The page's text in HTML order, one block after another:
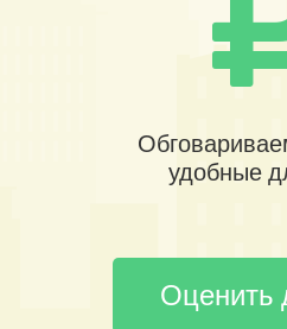
удобные
Оценить